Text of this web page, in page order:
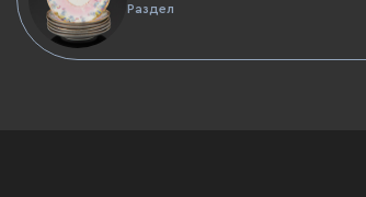
Раздел